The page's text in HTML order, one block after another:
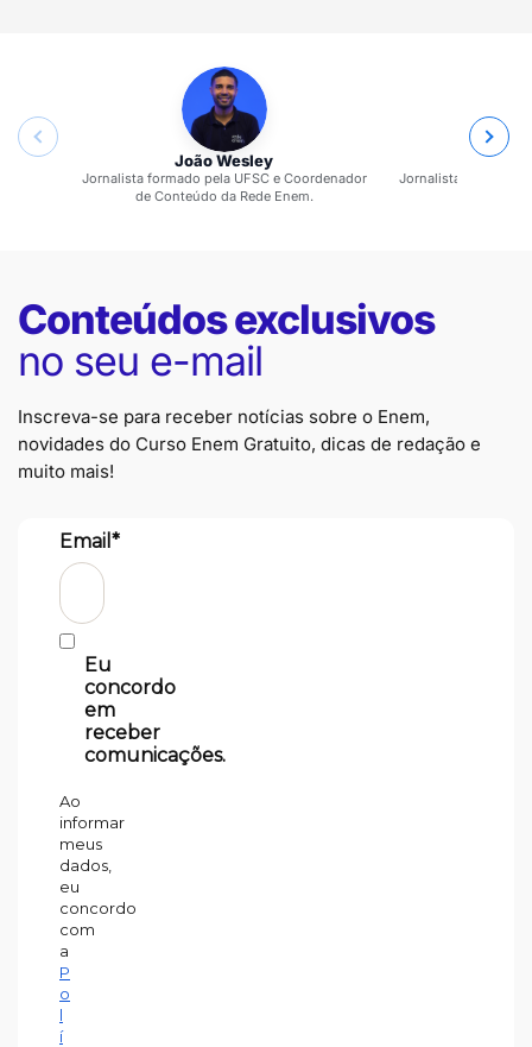
João Wesley
Jornalista formado pela UFSC e Coordenador
de Conteúdo da Rede Enem.
Jornalista formada
Conteúdos exclusivos
no seu e-mail
Inscreva-se para receber notícias sobre o Enem,
novidades do Curso Enem Gratuito, dicas de redação e
muito mais!
Email*
Eu
concordo
em
receber
comunicações.
Ao
informar
meus
dados,
eu
concordo
com
a
P
o
l
í